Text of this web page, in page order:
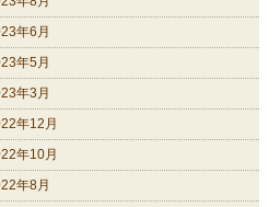
年6月
年5月
年3月
年12月
年10月
年8月